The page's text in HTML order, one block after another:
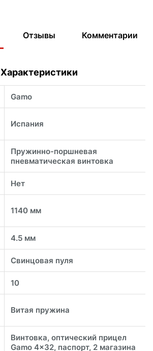
Отзывы Комментарии
Характеристики
Gamo
Испания
Пружинно-поршневая
пневматическая винтовка
Нет
1140 мм
4.5 мм
Свинцовая пуля
10
Витая пружина
Винтовка, оптический прицел
Gamo 4x32, паспорт, 2 магазина